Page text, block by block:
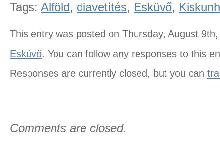
Tags: Alföld, diavetítés, Esküvő,
This entry was posted on Thursday, August
Esküvő. You can follow any responses to this
Responses are currently closed, but you can
Comments are closed.